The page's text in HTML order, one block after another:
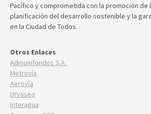
Pacífico y comprometida con la promoción de
planificación del desarrollo sostenible y la
en la Ciudad de Todos.
Otros Enlaces
Admunifondos S.A.
Metrovía
Aerovía
Urvaseo
Interagua